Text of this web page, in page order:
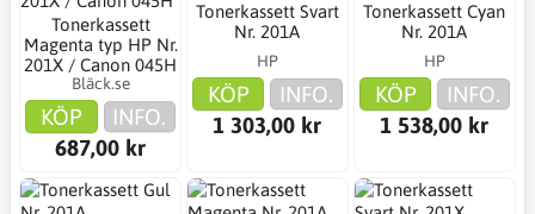
Tonerkassett
Magenta typ HP Nr.
201X / Canon 045H
Bläck.se
KÖP
INFO.
687,00 kr
Tonerkassett Svart
Nr. 201A
HP
KÖP
INFO.
1 303,00 kr
Tonerkassett Cyan
Nr. 201A
HP
KÖP
INFO.
1 538,00 kr